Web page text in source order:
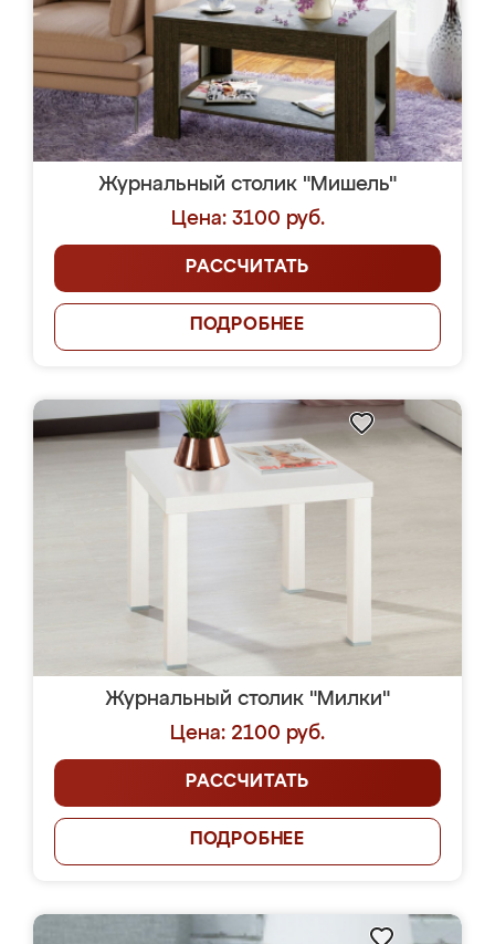
Журнальный столик "Мишель"
Цена: 3100 руб.
РАССЧИТАТЬ
ПОДРОБНЕЕ
Журнальный столик "Милки"
Цена: 2100 руб.
РАССЧИТАТЬ
ПОДРОБНЕЕ